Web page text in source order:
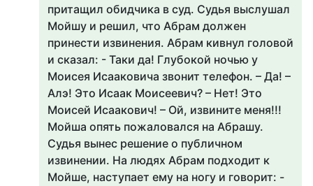
притащил обидчика в суд. Судья выслушал
Мойшу и решил, что Абрам должен
принести извинения. Абрам кивнул головой
и сказал: - Таки да! Глубокой ночью у
Моисея Исааковича звонит телефон. – Да! –
Алэ! Это Исаак Моисеевич? – Нет! Это
Моисей Исаакович! – Ой, извините меня!!!
Мойша опять пожаловался на Абрашу.
Судья вынес решение о публичном
извинении. На людях Абрам подходит к
Мойше, наступает ему на ногу и говорит: -